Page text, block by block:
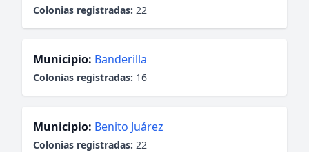
Colonias registradas: 22
Municipio: Banderilla
Colonias registradas: 16
Municipio: Benito Juárez
Colonias registradas: 22